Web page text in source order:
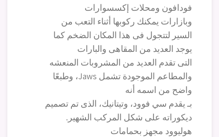
فودافون ومحلات إكسسوارات
وبازارات يمكنك ركوبها أثناء التعب من
السير لتتجول فى هذا المكان الضخم كما
يوجد العديد من المقاهى والبارات
التى تقدم العديد من المشروبات المنعشه
والمطاعم الموجودة تشمل Jaws، وطبعًا
واضح من اسمه أنه
بـ يقدم سي فوود، وتيتانيك، الذى تم تصميم
ديكوراته على شكل المركب الشهير.
هوليوود مجهز بحمامات